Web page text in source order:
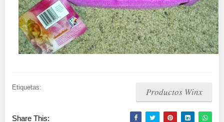
Etiquetas: Productos Winx
Share This: